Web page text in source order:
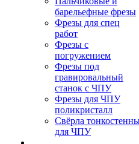
барельефные фрезы
Фрезы для спец
работ
Фрезы с
погружением
Фрезы под
гравировальный
станок с ЧПУ
Фрезы для ЧПУ
поликристалл
Свёрла
для ЧПУ